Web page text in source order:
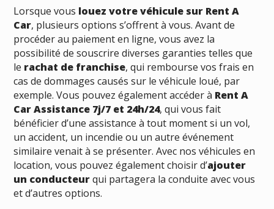
Lorsque vous louez votre véhicule sur Rent A
Car, plusieurs options s’offrent à vous. Avant de
procéder au paiement en ligne, vous avez la
possibilité de souscrire diverses garanties telles que
le rachat de franchise, qui rembourse vos frais en
cas de dommages causés sur le véhicule loué, par
exemple. Vous pouvez également accéder à Rent A
Car Assistance 7j/7 et 24h/24, qui vous fait
bénéficier d’une assistance à tout moment si un vol,
un accident, un incendie ou un autre événement
similaire venait à se présenter. Avec nos véhicules en
location, vous pouvez également choisir d’ajouter
un conducteurqui partagera la conduite avec vous
et d’autres options.